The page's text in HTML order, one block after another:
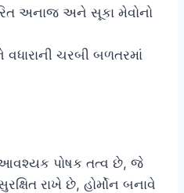
અનાજ અને સૂકા મેવોનો
ચરબી બળતરમાં
પોષક તત્વ છે, જે
રાખે છે, હોર્મોન બનાવે